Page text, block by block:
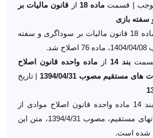
موجب | قسمت ماده 18 از قانون مالیات بر
سفته بازی
به موجب ماده 18 قانون مالیات بر سوداگری و سفته
بند 14 ازماده واحده قانون اصلاح
های مستقیم مصوب 1394/04/31
| تاریخ
به موجب بند 14 ماده واحده قانون اصلاح موادی از
قانون مالیاتهای مستقیم، مصوب 1394/4/31، متن این
شده است.